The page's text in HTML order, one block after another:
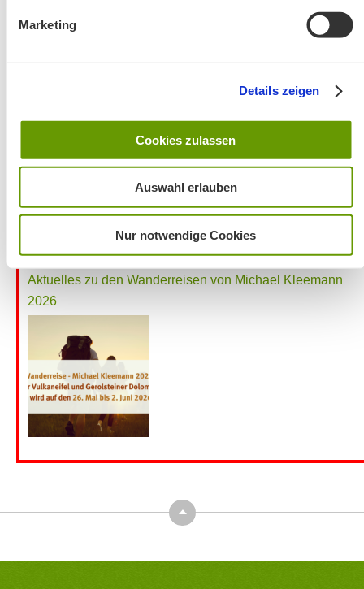
Marketing
Details zeigen
Cookies zulassen
Auswahl erlauben
Nur notwendige Cookies
Aktuelles zu den Wanderreisen von Michael Kleemann
2026
Top